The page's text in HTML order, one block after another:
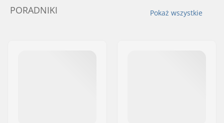
Pokaż wszystkie
PORADNIKI